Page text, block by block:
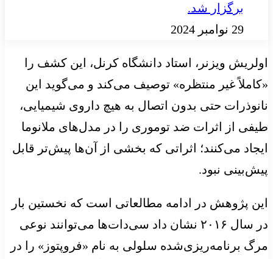
برگزار شد.
29 نوامبر 2024
اولریش ویزنر، استاد دانشگاه کرنل، این کشف را
«کاملاً غیر منتظره» توصیف می‌کند و می‌گوید این
نانوذرات حتی بدون اتصال به هیچ داروی شیمیایی،
طیفی از اثرات ضد توموری را در مدل‌های ملانوما
ایجاد می‌کنند؛ اثراتی که بخشی از آن‌ها پیش‌تر قابل
پیش‌بینی نبود.
این پژوهش در ادامه مطالعاتی است که نخستین بار
در سال ۲۰۱۶ نشان داد سی‌دات‌ها می‌توانند نوعی
مرگ برنامه‌ریزی‌شده سلولی به نام «فروپتوز» را در